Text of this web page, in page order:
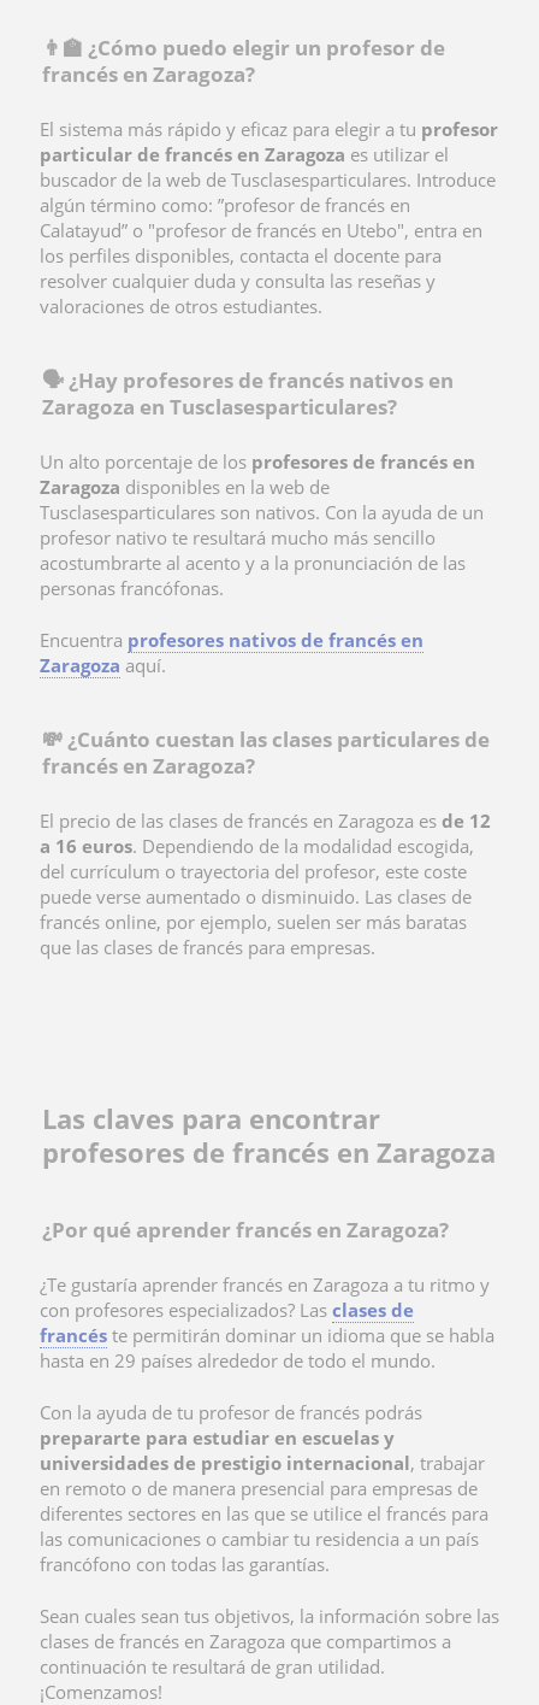
👨‍🏫 ¿Cómo puedo elegir un profesor de
francés en Zaragoza?
El sistema más rápido y eficaz para elegir a tu profesor
particular de francés en Zaragoza es utilizar el
buscador de la web de Tusclasesparticulares. Introduce
algún término como: ”profesor de francés en
Calatayud” o "profesor de francés en Utebo", entra en
los perfiles disponibles, contacta el docente para
resolver cualquier duda y consulta las reseñas y
valoraciones de otros estudiantes.
🗣️ ¿Hay profesores de francés nativos en
Zaragoza en Tusclasesparticulares?
Un alto porcentaje de los profesores de francés en
Zaragoza disponibles en la web de
Tusclasesparticulares son nativos. Con la ayuda de un
profesor nativo te resultará mucho más sencillo
acostumbrarte al acento y a la pronunciación de las
personas francófonas.
Encuentra profesores nativos de francés en
Zaragoza aquí.
💸 ¿Cuánto cuestan las clases particulares de
francés en Zaragoza?
El precio de las clases de francés en Zaragoza es de 12
a 16 euros. Dependiendo de la modalidad escogida,
del currículum o trayectoria del profesor, este coste
puede verse aumentado o disminuido. Las clases de
francés online, por ejemplo, suelen ser más baratas
que las clases de francés para empresas.
Las claves para encontrar
profesores de francés en Zaragoza
¿Por qué aprender francés en Zaragoza?
¿Te gustaría aprender francés en Zaragoza a tu ritmo y
con profesores especializados? Las clases de
francés te permitirán dominar un idioma que se habla
hasta en 29 países alrededor de todo el mundo.
Con la ayuda de tu profesor de francés podrás
prepararte para estudiar en escuelas y
universidades de prestigio internacional, trabajar
en remoto o de manera presencial para empresas de
diferentes sectores en las que se utilice el francés para
las comunicaciones o cambiar tu residencia a un país
francófono con todas las garantías.
Sean cuales sean tus objetivos, la información sobre las
clases de francés en Zaragoza que compartimos a
continuación te resultará de gran utilidad.
¡Comenzamos!